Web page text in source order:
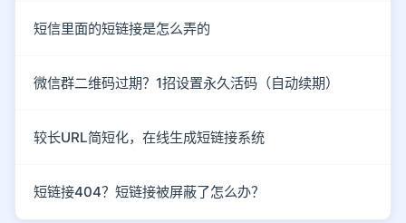
短信里面的短链接是怎么弄的
微信群二维码过期？1招设置永久活码（自动续期）
较长URL简短化，在线生成短链接系统
短链接404？短链接被屏蔽了怎么办？